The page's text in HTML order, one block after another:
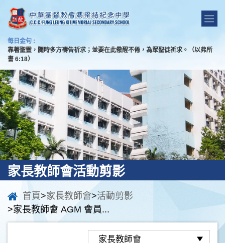
每日金句 :
靠著聖靈，隨時多方禱告祈求；並要在此儆醒不倦，為眾聖徒祈求。（以弗所
書 6:18）
家長教師會活動剪影
首頁>家長教師會>活動剪影
>家長教師會 AGM 會員...